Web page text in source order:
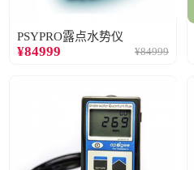
PSYPRO露点水势仪
¥84999 ¥84999